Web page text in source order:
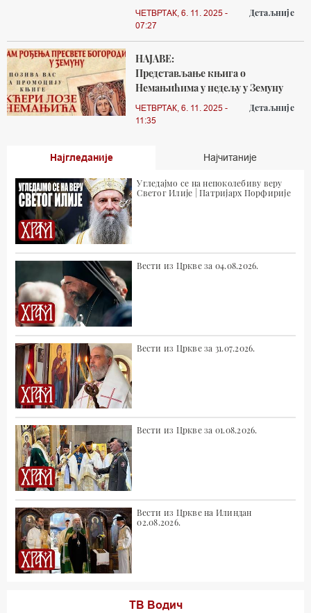
ЧЕТВРТАК, 6. 11. 2025 -
07:27
Детаљније
НАЈАВЕ:
Представљање књига о
Немањићима у недељу у Земуну
ЧЕТВРТАК, 6. 11. 2025 -
11:35
Детаљније
Најгледаније Најчитаније
Угледајмо се на непоколебиву веру
Светог Илије | Патријарх Порфирије
Вести из Цркве за 04.08.2026.
Вести из Цркве за 31.07.2026.
Вести из Цркве за 01.08.2026.
Вести из Цркве на Илиндан
02.08.2026.
ТВ Водич